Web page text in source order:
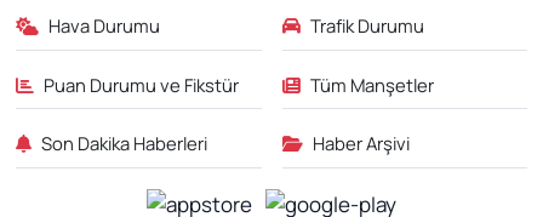
Hava Durumu Trafik Durumu
Puan Durumu ve Fikstür Tüm Manşetler
Son Dakika Haberleri Haber Arşivi